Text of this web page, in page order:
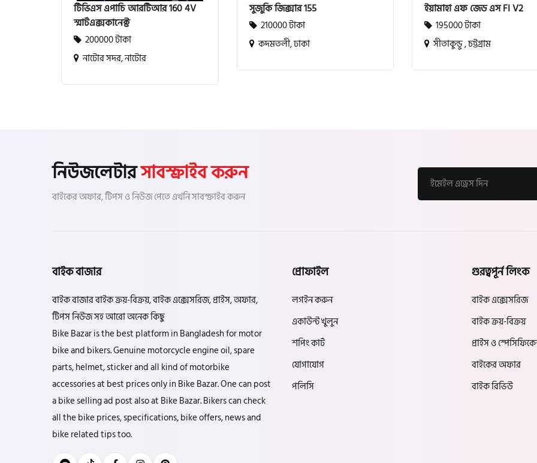
টিভিএস এপাচি আরটিআর 160 4V
স্মার্টএক্সকানেক্ট
200000 টাকা
নাটোর সদর, নাটোর
সুজুকি জিক্সার 155
210000 টাকা
কদমতলী, ঢাকা
ইয়ামাহা এফ জেড এস FI V2
195000 টাকা
সীতাকুন্ডু , চট্টগ্রাম
নিউজলেটারসাবস্ক্রাইব করুন
বাইকের অফার, টিপস ও নিউজ পেতে এখনি সাবস্ক্রাইব করুন
বাইক বাজার
বাইক বাজার বাইক ক্রয়-বিক্রয়, বাইক এক্সেসরিজ, প্রাইস, অফার,
টিপস নিউজ সহ আরো অনেক কিছু
Bike Bazar is the best platform in Bangladesh for motor
bike and bikers. Genuine motorcycle engine oil, spare
parts, helmet, sticker and all kind of motorbike
accessories at best prices only in Bike Bazar. One can post
a bike selling ad post also at Bike Bazar. Bikers can check
all the bike prices, specifications, bike offers, news and
bike related tips too.
প্রোফাইল
লগইন করুন
একাউন্ট খুলুন
শপিং কার্ট
যোগাযোগ
পলিসি
গুরত্বপূর্ন লিংক
বাইক এক্সেসরিজ
বাইক ক্রয়-বিক্রয়
প্রাইস ও
বাইকের অফার
বাইক রিভিউ